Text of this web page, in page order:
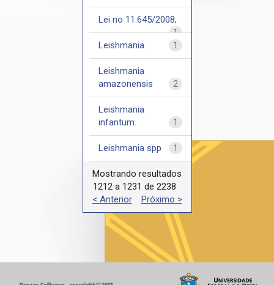
Lei no 11.645/2008;
1
Leishmania 1
Leishmania
amazonensis
2
Leishmania
infantum.
1
Leishmania spp 1
Mostrando resultados
1212 a 1231 de 2238
< Anterior
Próximo >